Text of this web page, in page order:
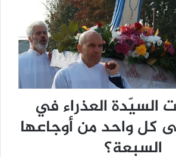
السيّدة العذراء في
كل واحد من أوجاعها
السبعة؟